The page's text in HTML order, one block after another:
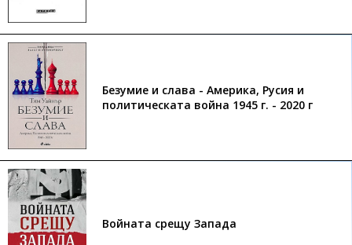
Безумие и слава - Америка, Русия и
политическата война 1945 г. - 2020 г
Войната срещу Запада